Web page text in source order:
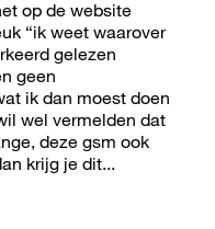
op de website
“ik weet waarover
gelezen
geen
ik dan moest doen
wel vermelden dat
deze gsm ook
krijg je dit...